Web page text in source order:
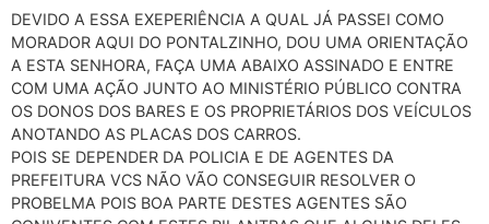
DEVIDO A ESSA EXEPERIÊNCIA A QUAL JÁ PASSEI COMO
MORADOR AQUI DO PONTALZINHO, DOU UMA ORIENTAÇÃO
A ESTA SENHORA, FAÇA UMA ABAIXO ASSINADO E ENTRE
COM UMA AÇÃO JUNTO AO MINISTÉRIO PÚBLICO CONTRA
OS DONOS DOS BARES E OS PROPRIETÁRIOS DOS VEÍCULOS
ANOTANDO AS PLACAS DOS CARROS.
POIS SE DEPENDER DA POLICIA E DE AGENTES DA
PREFEITURA VCS NÃO VÃO CONSEGUIR RESOLVER O
PROBELMA POIS BOA PARTE DESTES AGENTES SÃO